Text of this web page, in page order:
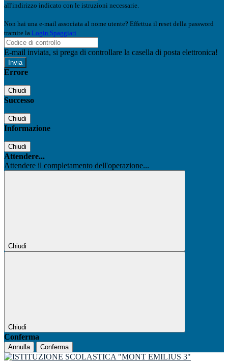
all'indirizzo indicato con le istruzioni necessarie.
Non hai una e-mail associata al nome utente? Effettua il reset della password
tramite la Login Spaggiari
E-mail inviata, si prega di controllare la casella di posta elettronica!
Errore
Chiudi
Successo
Chiudi
Informazione
Chiudi
Attendere...
Attendere il completamento dell'operazione...
Chiudi
Chiudi
Conferma
Annulla Conferma